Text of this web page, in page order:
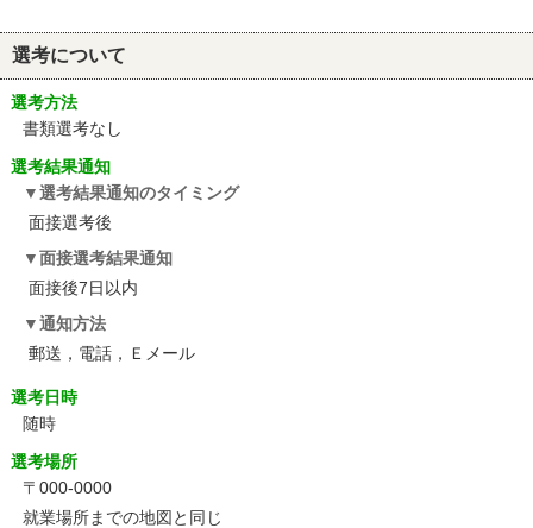
選考について
選考方法
書類選考なし
選考結果通知
選考結果通知のタイミング
面接選考後
面接選考結果通知
面接後7日以内
通知方法
郵送，電話，Ｅメール
選考日時
随時
選考場所
〒000-0000
就業場所までの地図と同じ